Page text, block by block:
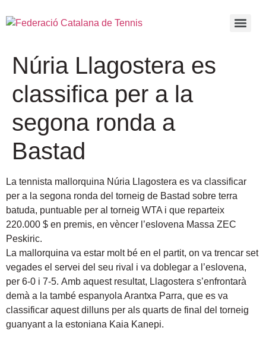
Núria Llagostera es
classifica per a la
segona ronda a
Bastad
La tennista mallorquina Núria Llagostera es va classificar
per a la segona ronda del torneig de Bastad sobre terra
batuda, puntuable per al torneig WTA i que reparteix
220.000 $ en premis, en vèncer l’eslovena Massa ZEC
Peskiric.
La mallorquina va estar molt bé en el partit, on va trencar set
vegades el servei del seu rival i va doblegar a l’eslovena,
per 6-0 i 7-5. Amb aquest resultat, Llagostera s’enfrontarà
demà a la també espanyola Arantxa Parra, que es va
classificar aquest dilluns per als quarts de final del torneig
guanyant a la estoniana Kaia Kanepi.